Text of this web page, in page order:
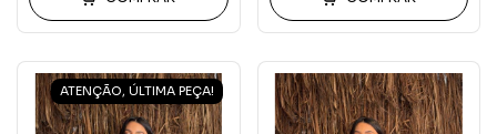
ATENÇÃO, ÚLTIMA PEÇA!